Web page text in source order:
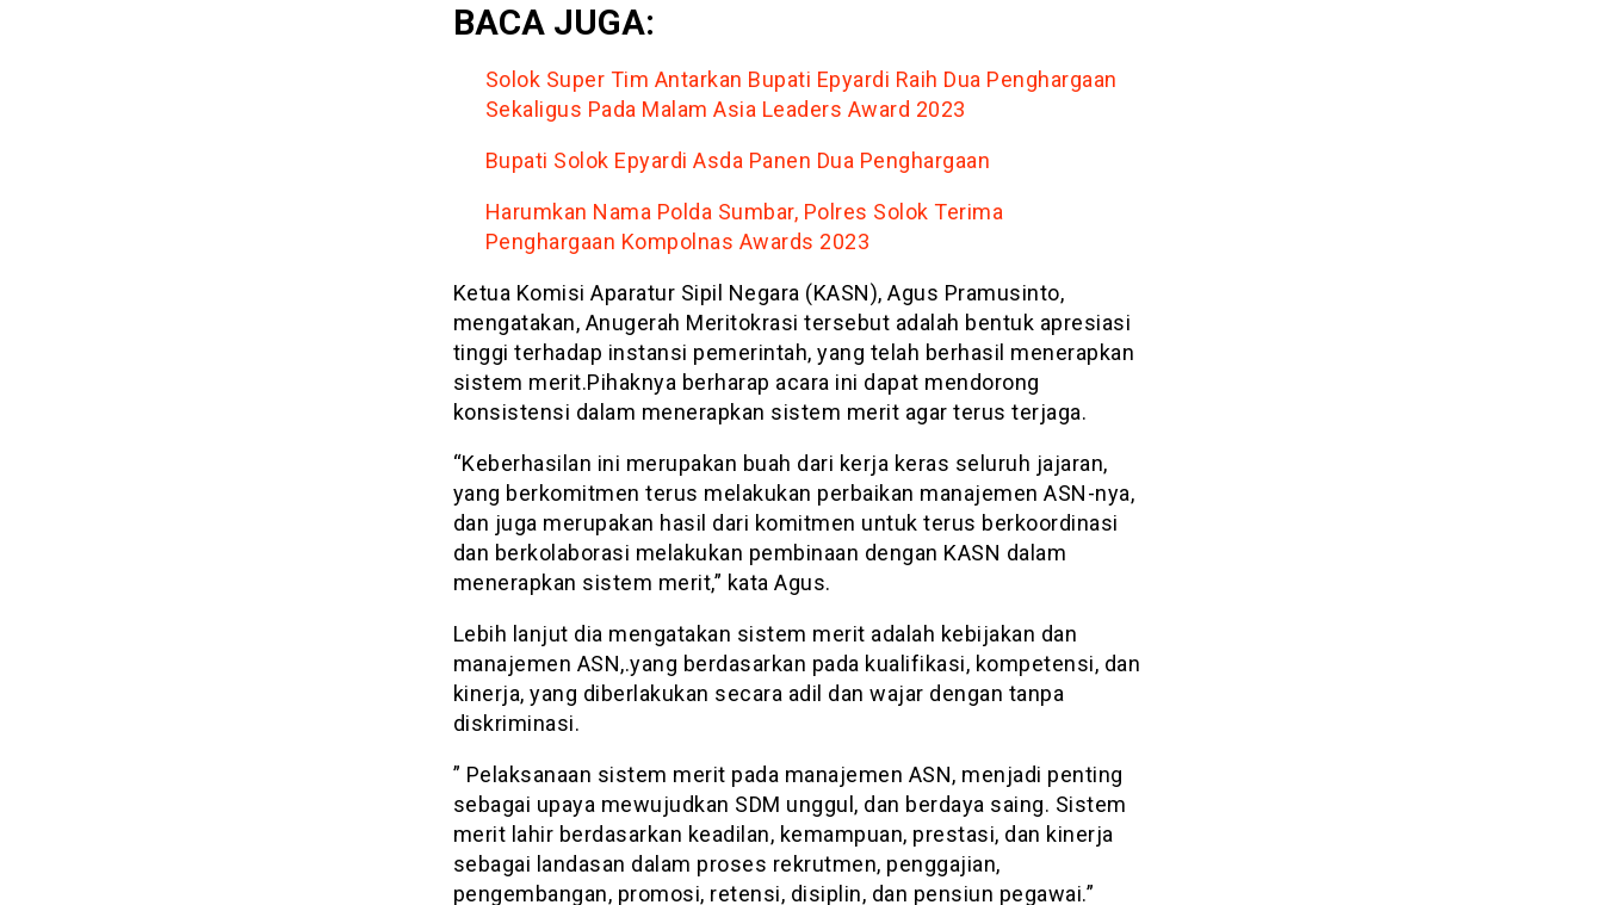
BACA JUGA:
Solok Super Tim Antarkan Bupati Epyardi Raih Dua Penghargaan
Sekaligus Pada Malam Asia Leaders Award 2023
Bupati Solok Epyardi Asda Panen Dua Penghargaan
Harumkan Nama Polda Sumbar, Polres Solok Terima
Penghargaan Kompolnas Awards 2023
Ketua Komisi Aparatur Sipil Negara (KASN), Agus Pramusinto,
mengatakan, Anugerah Meritokrasi tersebut adalah bentuk apresiasi
tinggi terhadap instansi pemerintah, yang telah berhasil menerapkan
sistem merit.Pihaknya berharap acara ini dapat mendorong
konsistensi dalam menerapkan sistem merit agar terus terjaga.
“Keberhasilan ini merupakan buah dari kerja keras seluruh jajaran,
yang berkomitmen terus melakukan perbaikan manajemen ASN-nya,
dan juga merupakan hasil dari komitmen untuk terus berkoordinasi
dan berkolaborasi melakukan pembinaan dengan KASN dalam
menerapkan sistem merit,” kata Agus.
Lebih lanjut dia mengatakan sistem merit adalah kebijakan dan
manajemen ASN,.yang berdasarkan pada kualifikasi, kompetensi, dan
kinerja, yang diberlakukan secara adil dan wajar dengan tanpa
diskriminasi.
” Pelaksanaan sistem merit pada manajemen ASN, menjadi penting
sebagai upaya mewujudkan SDM unggul, dan berdaya saing. Sistem
merit lahir berdasarkan keadilan, kemampuan, prestasi, dan kinerja
sebagai landasan dalam proses rekrutmen, penggajian,
pengembangan, promosi, retensi, disiplin, dan pensiun pegawai.”